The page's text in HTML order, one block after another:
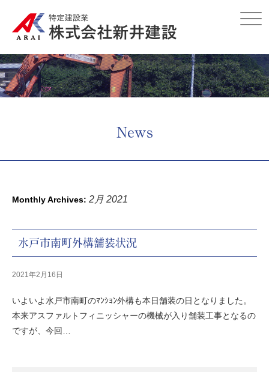
Click
News
Monthly Archives: 2月 2021
水戸市南町外構舗装状況
2021年2月16日
いよいよ水戸市南町のﾏﾝｼｮﾝ外構も本日舗装の日となりました。
本来アスファルトフィニッシャーの機械が入り舗装工事となるの
ですが、今回…